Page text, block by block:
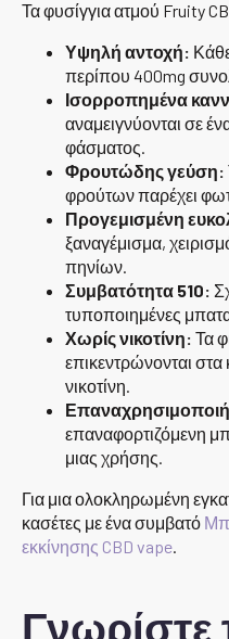
Τα φυσίγγια ατμού Fruity
Υψηλή αντοχή:
περίπου 400mg
Ισορροπημένα
αναμειγνύονται σε
φάσματος.
Φρουτώδης γεύση:
φρούτων παρέχει
Προγεμισμένη
ξαναγέμισμα,
πηνίων.
Συμβατότητα 510:
τυποποιημένες
Χωρίς νικοτίνη: Τα
επικεντρώνονται στα
νικοτίνη.
επαναφορτιζόμενη
μιας χρήσης.
Για μια ολοκληρωμένη
κασέτες με ένα συμβατό
εκκίνησης CBD vape
Γνωρίστε